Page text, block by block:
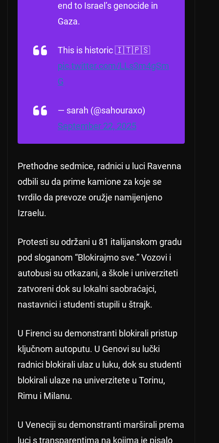
end to Israel’s genocide in
Gaza.
This is historic 🇮🇹🇵🇸
pic.twitter.com/LLs3m4gSm
G
— sarah (@sahouraxo)
September 22, 2025
Prethodne sedmice, radnici u luci Ravenna
odbili su da prime kamione za koje se
tvrdilo da prevoze oružje namijenjeno
Izraelu.
Protesti su održani u 81 italijanskom gradu
pod sloganom “Blokirajmo sve.” Vozovi i
autobusi su otkazani, a škole i univerziteti
zatvoreni dok su lokalni saobraćajci,
nastavnici i studenti stupili u štrajk.
U Firenci su demonstranti blokirali pristup
ključnom autoputu. U Genovi su lučki
radnici blokirali ulaz u luku, dok su studenti
blokirali ulaze na univerzitete u Torinu,
Rimu i Milanu.
U Veneciji su demonstranti marširali prema
luci s transparentima na kojima je pisalo